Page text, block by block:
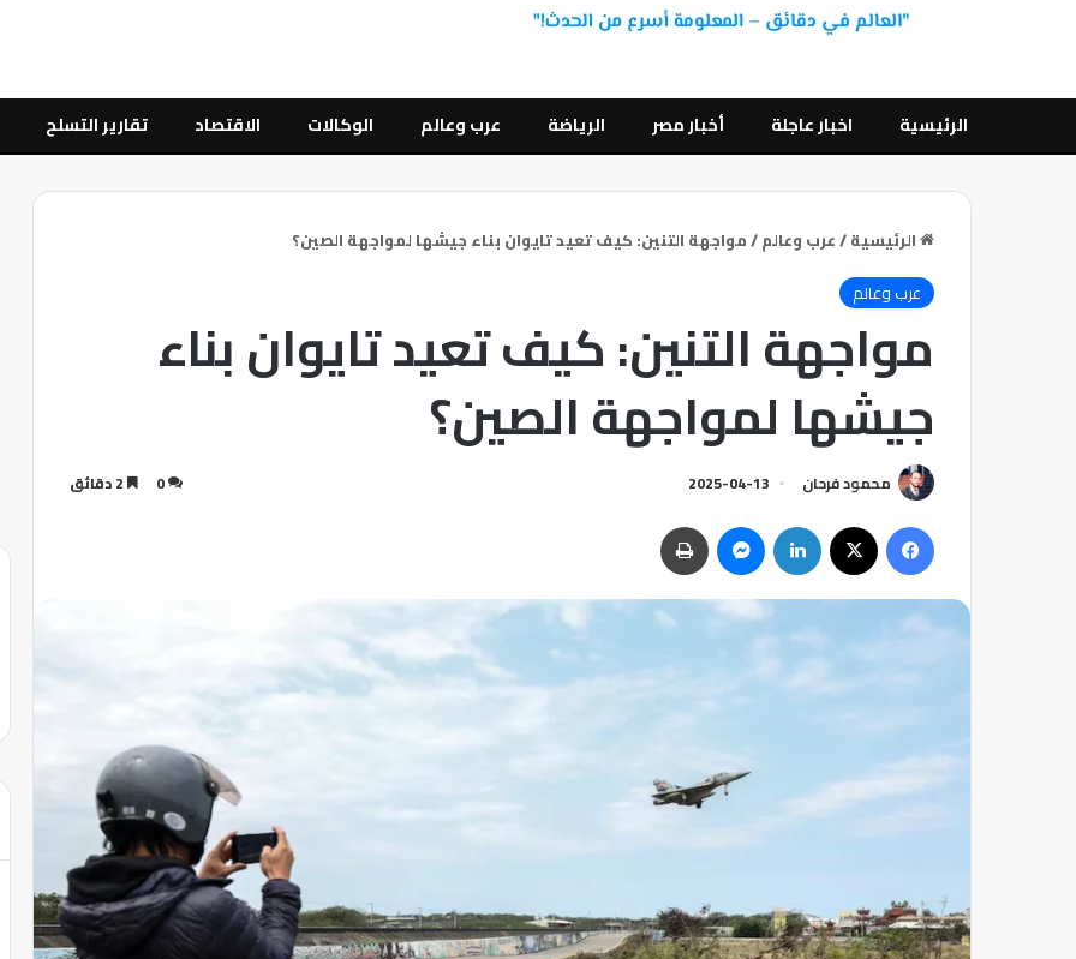
الرئيسية اخبار عاجلة أخبار مصر الرياضة عرب وعالم الوكالات الاقتصاد تقارير التسلح
الرئيسية/عرب وعالم/مواجهة التنين: كيف تعيد تايوان بناء جيشها لمواجهة الصين؟
عرب وعالم
مواجهة التنين: كيف تعيد تايوان بناء
جيشها لمواجهة الصين؟
محمود فرحان 2025-04-13
0